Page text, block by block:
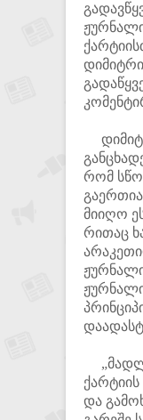
რომ
მიიღო
რითაც
ქარტიის
და